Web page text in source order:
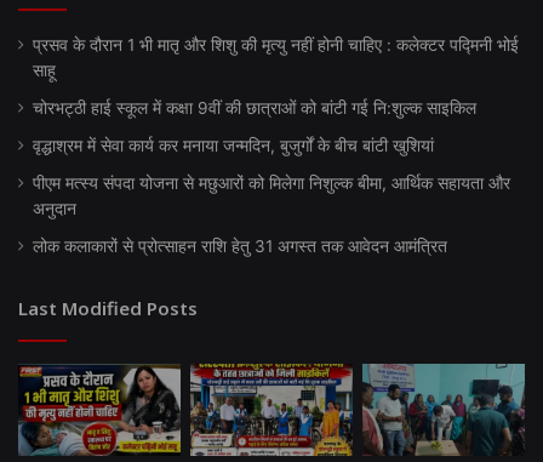
प्रसव के दौरान 1 भी मातृ और शिशु की मृत्यु नहीं होनी चाहिए : कलेक्टर पद्मिनी भोई
साहू
चोरभट्ठी हाई स्कूल में कक्षा 9वीं की छात्राओं को बांटी गई नि:शुल्क साइकिल
वृद्धाश्रम में सेवा कार्य कर मनाया जन्मदिन, बुजुर्गों के बीच बांटी खुशियां
पीएम मत्स्य संपदा योजना से मछुआरों को मिलेगा निशुल्क बीमा, आर्थिक सहायता और
अनुदान
लोक कलाकारों से प्रोत्साहन राशि हेतु 31 अगस्त तक आवेदन आमंत्रित
Last Modified Posts